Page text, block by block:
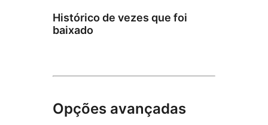
Histórico de vezes que foi
baixado
Opções avançadas